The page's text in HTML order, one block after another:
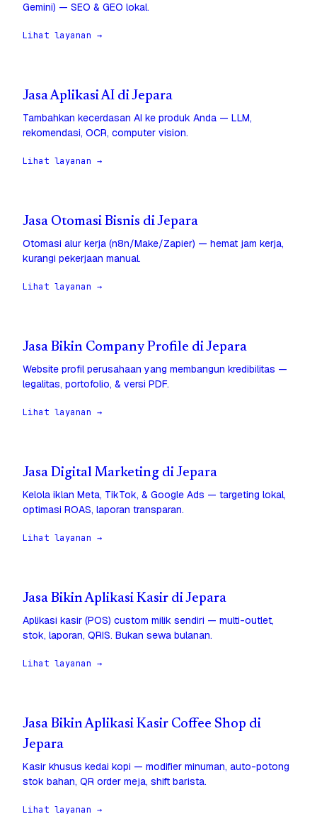
Gemini) — SEO & GEO lokal.
Lihat layanan →
Jasa Aplikasi AI di Jepara
Tambahkan kecerdasan AI ke produk Anda — LLM,
rekomendasi, OCR, computer vision.
Lihat layanan →
Jasa Otomasi Bisnis di Jepara
Otomasi alur kerja (n8n/Make/Zapier) — hemat jam kerja,
kurangi pekerjaan manual.
Lihat layanan →
Jasa Bikin Company Profile di Jepara
Website profil perusahaan yang membangun kredibilitas —
legalitas, portofolio, & versi PDF.
Lihat layanan →
Jasa Digital Marketing di Jepara
Kelola iklan Meta, TikTok, & Google Ads — targeting lokal,
optimasi ROAS, laporan transparan.
Lihat layanan →
Jasa Bikin Aplikasi Kasir di Jepara
Aplikasi kasir (POS) custom milik sendiri — multi-outlet,
stok, laporan, QRIS. Bukan sewa bulanan.
Lihat layanan →
Jasa Bikin Aplikasi Kasir Coffee Shop di
Jepara
Kasir khusus kedai kopi — modifier minuman, auto-potong
stok bahan, QR order meja, shift barista.
Lihat layanan →